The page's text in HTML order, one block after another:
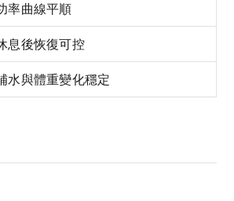
率曲線平順
息後恢復可控
水與體重變化穩定